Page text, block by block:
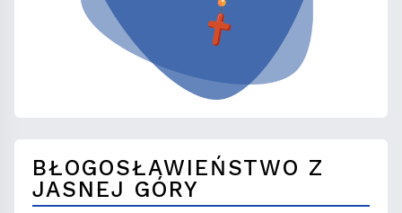
BŁOGOSŁAWIEŃSTWO Z
JASNEJ GÓRY